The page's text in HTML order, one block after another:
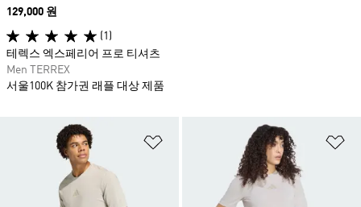
위시리스트 담기
Price
129,000 원
(1)
테렉스 엑스페리어 프로 티셔츠
Men TERREX
서울100K 참가권 래플 대상 제품